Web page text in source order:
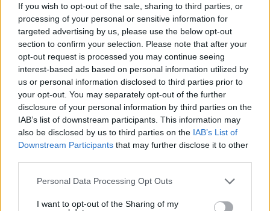
If you wish to opt-out of the sale, sharing to third parties, or
processing of your personal or sensitive information for
targeted advertising by us, please use the below opt-out
section to confirm your selection. Please note that after your
opt-out request is processed you may continue seeing
interest-based ads based on personal information utilized by
us or personal information disclosed to third parties prior to
your opt-out. You may separately opt-out of the further
disclosure of your personal information by third parties on the
IAB’s list of downstream participants. This information may
also be disclosed by us to third parties on the IAB’s List of
Downstream Participants that may further disclose it to other
Please note that this website/app uses one or more Google
not limited to your visit or usage behaviour. You may click to
Personal Data Processing Opt Outs
I want to opt-out of the Sharing of my
Ανάλυση: Γιατί ο αρχηγός των
αμερικανικών Ενόπλων Δυνάμεων
ψάχνει απεμπλοκή από το Ιράν - Οι
φόβοι για μια νέα κλιμάκωση και οι
ελλείψεις σε πυρομαχικά
08.08.2026, 17:57 8
Για αμύθητο συμβόλαιο του Σαλάχ
γράφουν στην Τουρκία: Θα παίρνει 30
εκατομμύρια τον χρόνο, προβλέπονται
έξοδα για κομμωτήρια και... χαρτί